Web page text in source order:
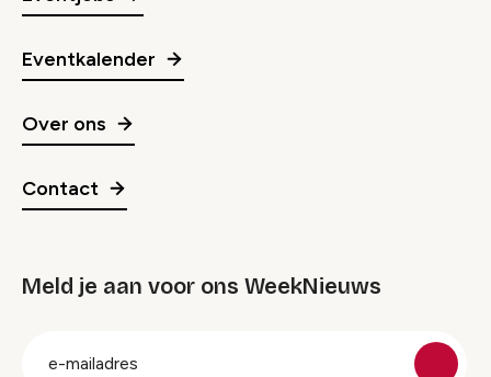
Eventkalender
Over ons
Contact
Meld je aan voor ons WeekNieuws